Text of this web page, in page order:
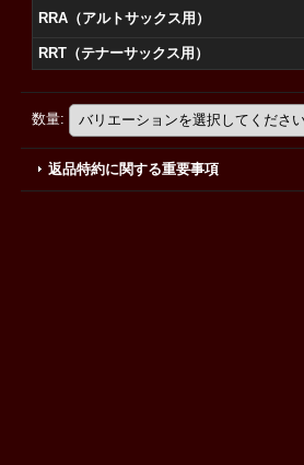
RRA（アルトサックス用）
RRT（テナーサックス用）
数量:
返品特約に関する重要事項